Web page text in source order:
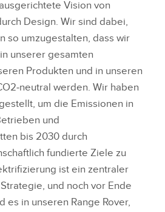
Vision von
Design. Wir sind dabei,
so umzugestalten, dass wir
unserer gesamten
Produkten und in unseren
werden. Wir haben
um die Emissionen in
und
bis 2030 durch
fundierte Ziele zu
ist ein zentraler
und noch vor Ende
es in unseren Range Rover,